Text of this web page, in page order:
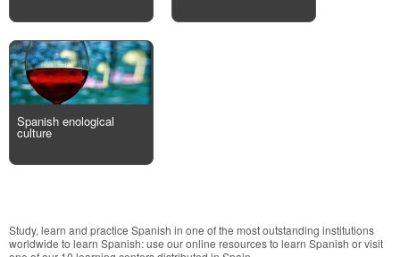
Spanish enological
culture
Study, learn and practice Spanish in one of the most outstanding institutions
worldwide to learn Spanish: use our online resources to learn Spanish or visit